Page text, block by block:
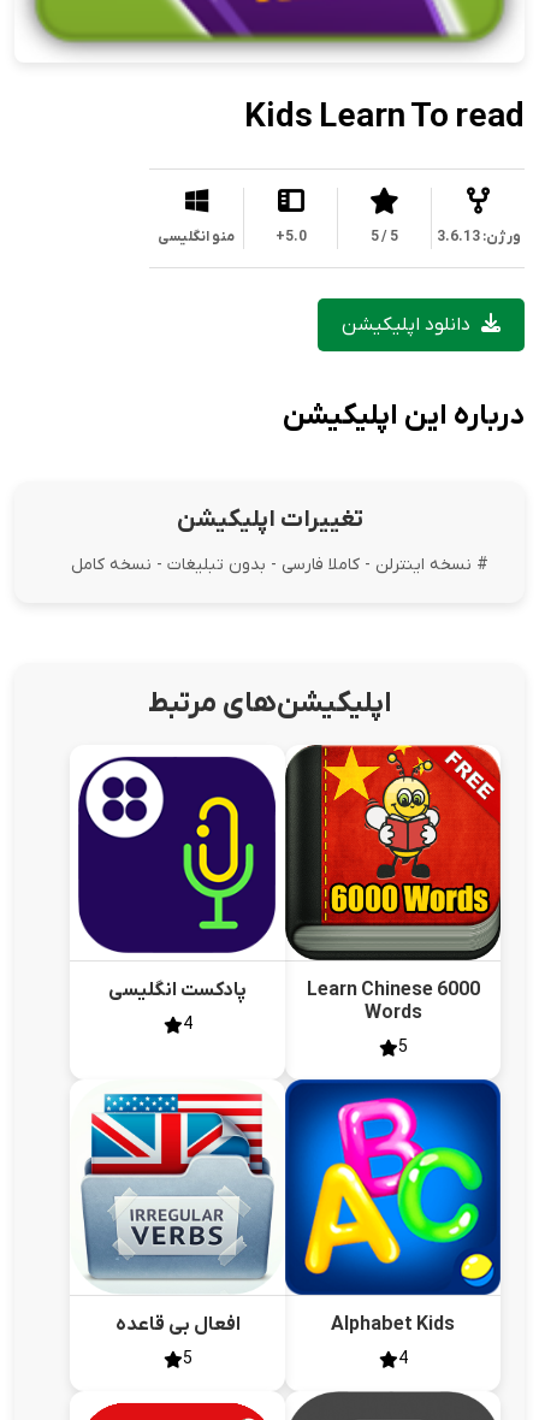
Kids Learn To read
ورژن: 3.6.13 5 / 5
5.0+ منو انگلیسی
دانلود اپلیکیشن
درباره این اپلیکیشن
تغییرات اپلیکیشن
# نسخه اینترلن - کاملا فارسی - بدون تبلیغات - نسخه کامل
اپلیکیشن‌های مرتبط
Learn Chinese 6000
Words
5
پادکست انگلیسی
4
Alphabet Kids
4
افعال بی قاعده
5